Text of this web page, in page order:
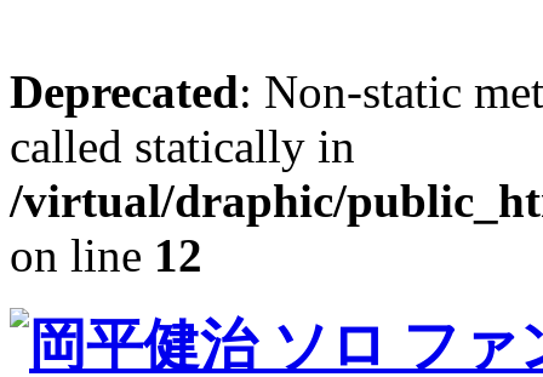
Deprecated: Non-static
called statically in
/virtual/draphic/
on line 12